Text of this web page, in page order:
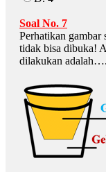
Soal No. 7
Perhatikan gambar
tidak bisa dibuka!
dilakukan adalah….